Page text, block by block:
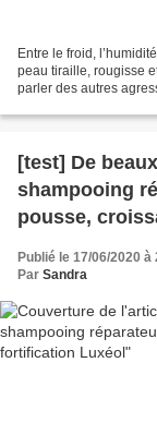
Entre le froid,
peau tiraille, rougisse
parler des autres
[test] De
shampooing
pousse,
Publié le 17/06/2020 à
Par Sandra